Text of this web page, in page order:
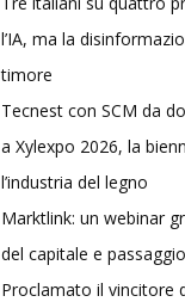
l’IA, ma la
timore
Tecnest con SCM da
a Xylexpo 2026, la
l’industria del legno
Marktlink: un webinar
del capitale e
Proclamato il vincitore